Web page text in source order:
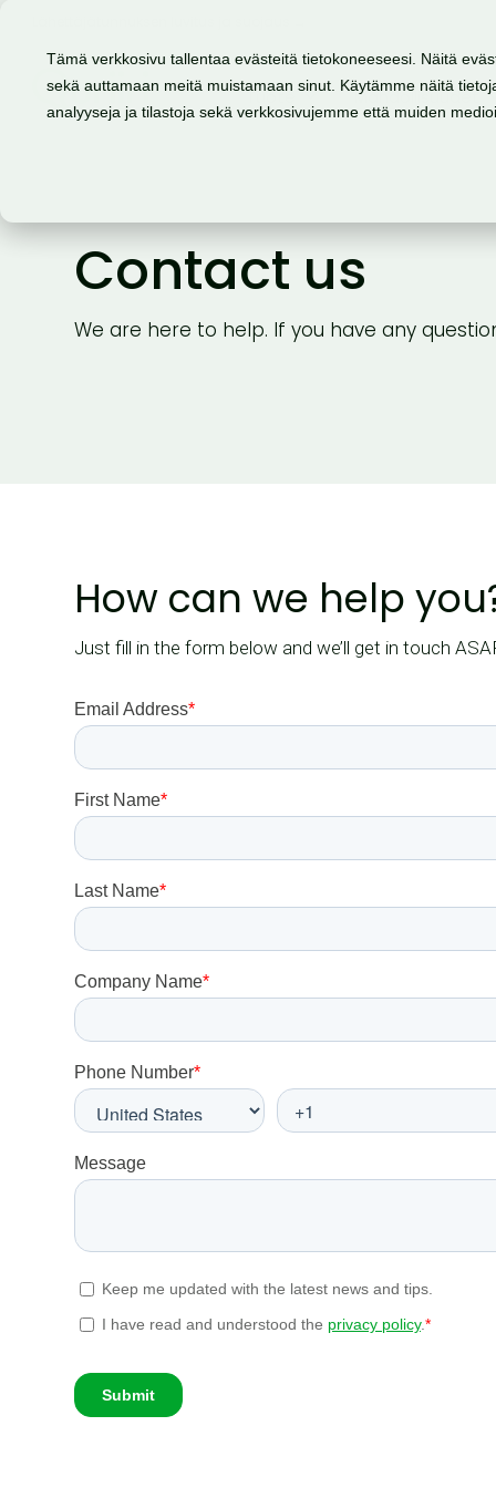
Tämä verkkosivu tallentaa evästeitä tietokoneeseesi. Näitä
sekä auttamaan meitä muistamaan sinut. Käytämme näitä
analyyseja ja tilastoja sekä verkkosivujemme että muiden
Tuote Mahdollisuudet
Contact us
We are here to help. If you have any
How can we help
Just fill in the form below and we’ll get in touch